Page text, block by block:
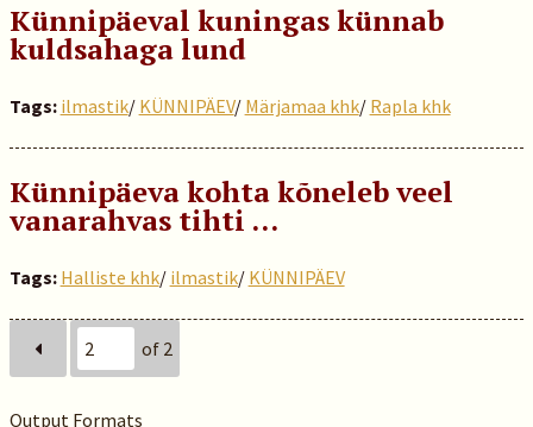
Künnipäeval kuningas künnab
kuldsahaga lund
Tags: ilmastik/ KÜNNIPÄEV/ Märjamaa khk/ Rapla khk
Künnipäeva kohta kõneleb veel
vanarahvas tihti …
Tags: Halliste khk/ ilmastik/ KÜNNIPÄEV
of 2
Output Formats